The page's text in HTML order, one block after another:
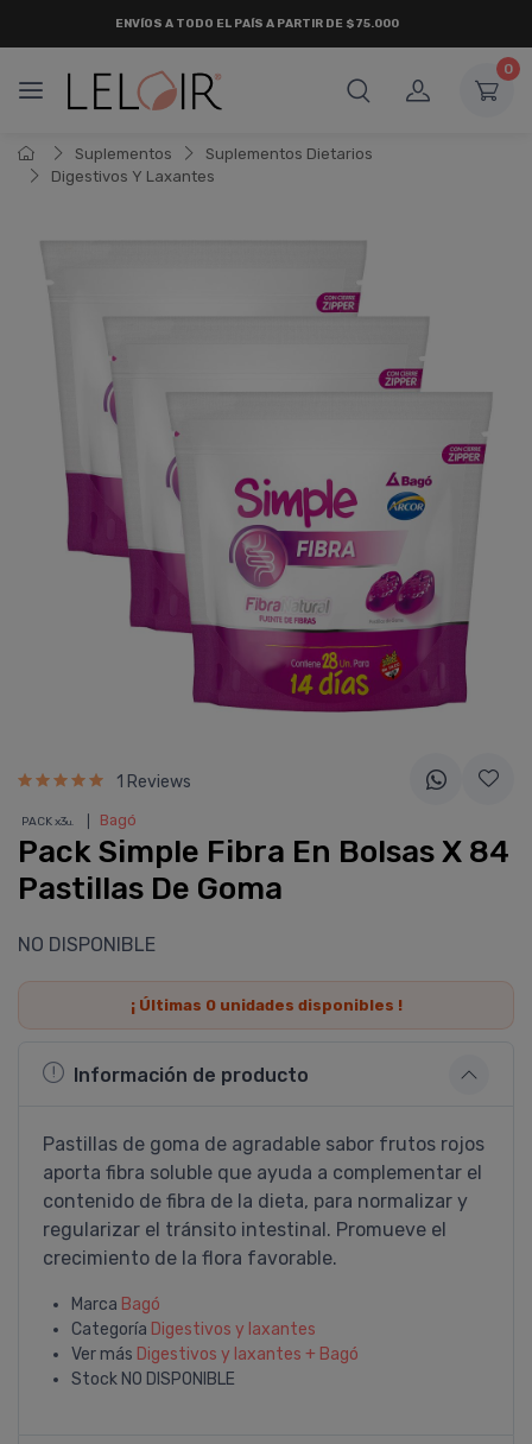
0
Suplementos
Suplementos Dietarios
Digestivos Y Laxantes
1 Reviews
PACK x3u. Bagó
Pack Simple Fibra En Bolsas X 84
Pastillas De Goma
NO DISPONIBLE
¡ Últimas 0unidades disponibles !
Información de producto
Pastillas de goma de agradable sabor frutos rojos
aporta fibra soluble que ayuda a complementar el
contenido de fibra de la dieta, para normalizar y
regularizar el tránsito intestinal. Promueve el
crecimiento de la flora favorable.
Marca Bagó
Categoría Digestivos y laxantes
Ver más Digestivos y laxantes + Bagó
Stock NO DISPONIBLE